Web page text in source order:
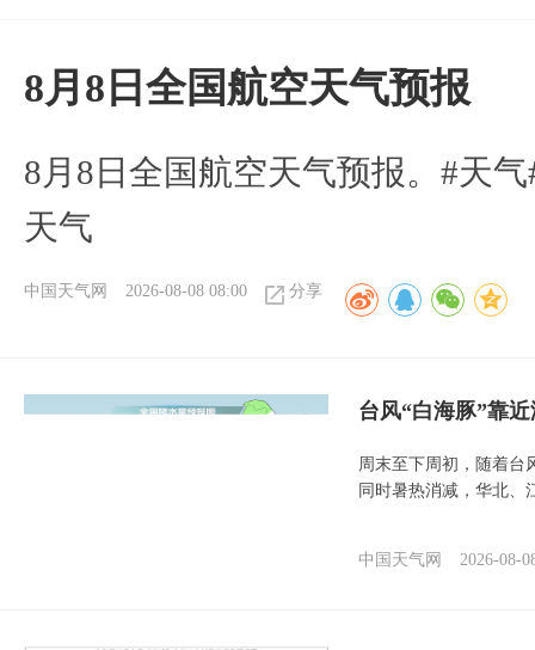
8月8日全国航空天气预报
8月8日全国航空天气预报。#天
天气
中国天气网 2026-08-08 08:00 分享
台风“白海豚”靠
周末至下周初，随着台
同时暑热消减，华北、
中国天气网 2026-08-